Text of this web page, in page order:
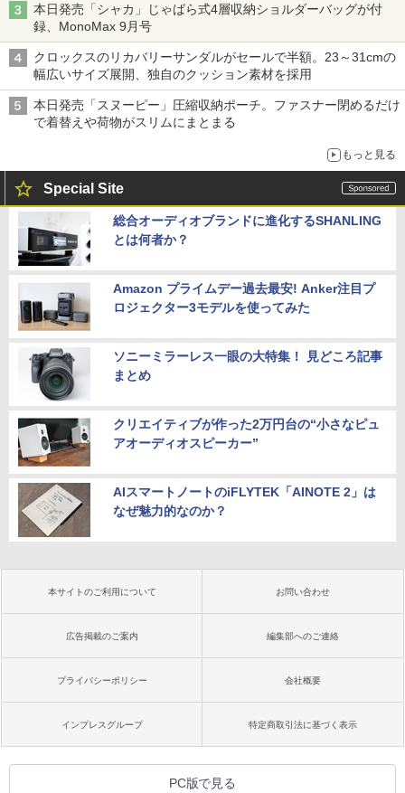
本日発売「シャカ」じゃばら式4層収納ショルダーバッグが付
録、MonoMax 9月号
クロックスのリカバリーサンダルがセールで半額。23～31cmの
幅広いサイズ展開、独自のクッション素材を採用
本日発売「スヌーピー」圧縮収納ポーチ。ファスナー閉めるだけ
で着替えや荷物がスリムにまとまる
もっと見る
Special Site
総合オーディオブランドに進化するSHANLING
とは何者か？
Amazon プライムデー過去最安! Anker注目プ
ロジェクター3モデルを使ってみた
ソニーミラーレス一眼の大特集！ 見どころ記事
まとめ
クリエイティブが作った2万円台の“小さなピュ
アオーディオスピーカー”
AIスマートノートのiFLYTEK「AINOTE 2」は
なぜ魅力的なのか？
本サイトのご利用について お問い合わせ
広告掲載のご案内 編集部へのご連絡
プライバシーポリシー 会社概要
インプレスグループ 特定商取引法に基づく表示
PC版で見る